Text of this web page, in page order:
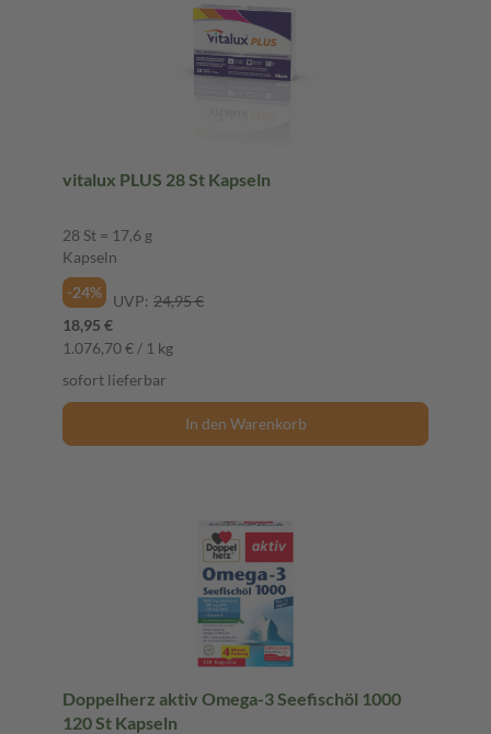
vitalux PLUS 28 St Kapseln
28 St = 17,6 g
Kapseln
-24%
UVP: 24,95 €
18,95 €
1.076,70 € / 1 kg
sofort lieferbar
In den Warenkorb
Doppelherz aktiv Omega-3 Seefischöl 1000
120 St Kapseln